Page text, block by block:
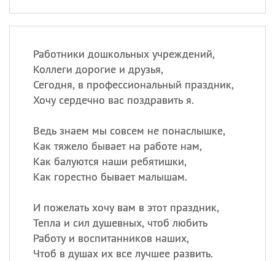
Работники дошкольных учреждений,
Коллеги дорогие и друзья,
Сегодня, в профессиональный праздник,
Хочу сердечно вас поздравить я.
Ведь знаем мы совсем не понаслышке,
Как тяжело бывает на работе нам,
Как балуются наши ребятишки,
Как горестно бывает малышам.
И пожелать хочу вам в этот праздник,
Тепла и сил душевных, чтоб любить
Работу и воспитанников наших,
Чтоб в душах их все лучшее развить.